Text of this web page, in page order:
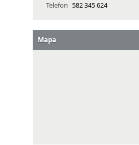
Telefon 582 345 624
Mapa